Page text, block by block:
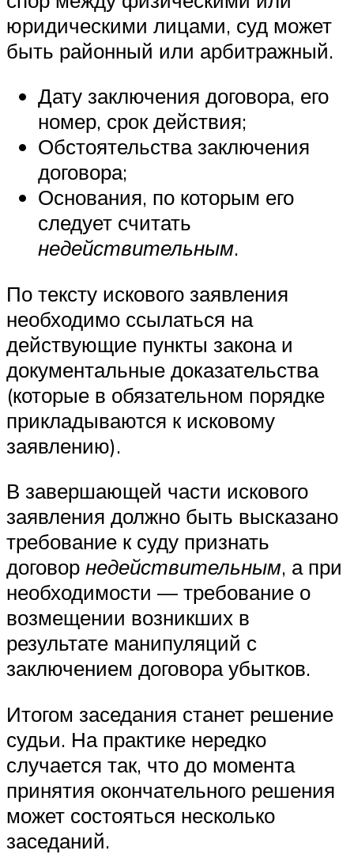
юридическими лицами, суд может
быть районный или арбитражный.
Дату заключения договора, его
номер, срок действия;
Обстоятельства заключения
договора;
Основания, по которым его
следует считать
недействительным.
По тексту искового заявления
необходимо ссылаться на
действующие пункты закона и
документальные доказательства
(которые в обязательном порядке
прикладываются к исковому
заявлению).
В завершающей части искового
заявления должно быть высказано
требование к суду признать
договор недействительным, а при
необходимости — требование о
возмещении возникших в
результате манипуляций с
заключением договора убытков.
Итогом заседания станет решение
судьи. На практике нередко
случается так, что до момента
принятия окончательного решения
может состояться несколько
заседаний.